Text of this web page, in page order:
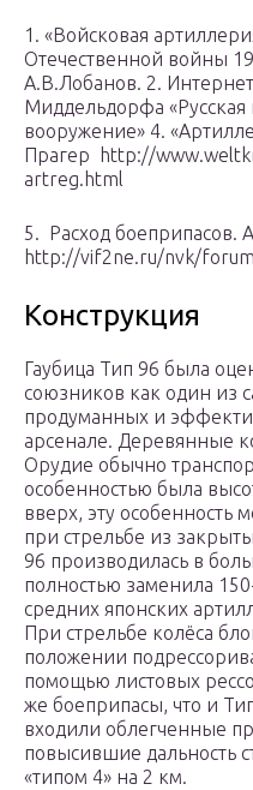
1. «Войсковая
Отечественной войны
А.В.Лобанов. 2.
Миддельдорфа «Русская
вооружение» 4.
Прагер http://
artreg.html
5. Расход боеприпасов.
http://vif2ne.ru/nvk/
Конструкция
Гаубица Тип 96 была
союзников как один из
продуманных и
арсенале. Деревянные
Орудие обычно
особенностью была
вверх, эту
при стрельбе из
96 производилась в
полностью заменила
средних японских
При стрельбе колёса
положении
помощью листовых
же боеприпасы, что и
входили облегченные
повысившие дальность
«типом 4» на 2 км.